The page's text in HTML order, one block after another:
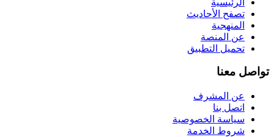
تصفح الأحاديث
المنهجية
عن المنصة
تحميل التطبيق
تواصل معنا
عن المشرف
اتصل بنا
سياسة الخصوصية
شروط الخدمة